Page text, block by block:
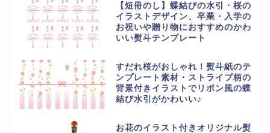
【短冊のし】蝶結びの水引・桜の
イラストデザイン、卒業・入学の
お祝いや贈り物におすすめのかわ
いい熨斗テンプレート
すだれ桜がおしゃれ！熨斗紙のテ
ンプレート素材・ストライプ柄の
背景付きイラストでリボン風の蝶
結び水引がかわいい♪
お花のイラスト付きオリジナル熨